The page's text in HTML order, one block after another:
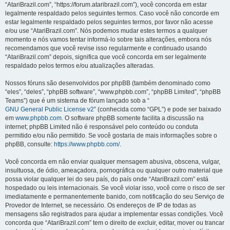
“AtariBrazil.com”, “https://forum.ataribrazil.com”), você concorda em estar
legalmente respaldado pelos seguintes termos. Caso você não concorde em
estar legalmente respaldado pelos seguintes termos, por favor não acesse
e/ou use “AtariBrazil.com”. Nós podemos mudar estes termos a qualquer
momento e nós vamos tentar informá-lo sobre tais alterações, embora nós
recomendamos que você revise isso regularmente e continuado usando
“AtariBrazil.com” depois, significa que você concorda em ser legalmente
respaldado pelos termos e/ou atualizações alteradas.
Nossos fóruns são desenvolvidos por phpBB (também denominado como
“eles”, “deles”, “phpBB software”, “www.phpbb.com”, “phpBB Limited”, “phpBB
Teams”) que é um sistema de fórum lançado sob a “
GNU General Public License v2” (conhecida como “GPL”) e pode ser baixado
em www.phpbb.com. O software phpBB somente facilita a discussão na
internet; phpBB Limited não é responsável pelo conteúdo ou conduta
permitido e/ou não permitido. Se você gostaria de mais informações sobre o
phpBB, consulte: https://www.phpbb.com/.
Você concorda em não enviar qualquer mensagem abusiva, obscena, vulgar,
insultuosa, de ódio, ameaçadora, pornográfica ou qualquer outro material que
possa violar qualquer lei do seu país, do país onde “AtariBrazil.com” está
hospedado ou leis internacionais. Se você violar isso, você corre o risco de ser
imediatamente e permanentemente banido, com notificação do seu Serviço de
Provedor de Internet, se necessário. Os endereços de IP de todas as
mensagens são registrados para ajudar a implementar essas condições. Você
concorda que “AtariBrazil.com” tem o direito de excluir, editar, mover ou trancar